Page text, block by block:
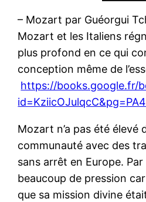
– Mozart par Guéorgui
Mozart et les Italiens
plus profond en ce qui
conception même de
https://books.google.fr/
Mozart n’a pas été élevé
communauté avec des
sans arrêt en Europe.
beaucoup de pression
que sa mission divine